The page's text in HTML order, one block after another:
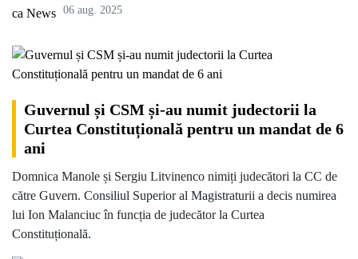
06 aug. 2025
Guvernul și CSM și-au numit judectorii la
Curtea Constituțională pentru un mandat de 6
ani
Domnica Manole și Sergiu Litvinenco nimiți judecători la CC de
către Guvern. Consiliul Superior al Magistraturii a decis numirea
lui Ion Malanciuc în funcția de judecător la Curtea
Constituțională.